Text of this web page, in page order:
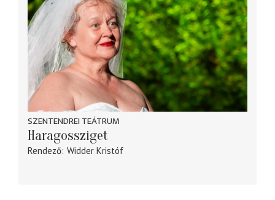
SZENTENDREI TEÁTRUM
Haragossziget
Rendező Widder Kristóf